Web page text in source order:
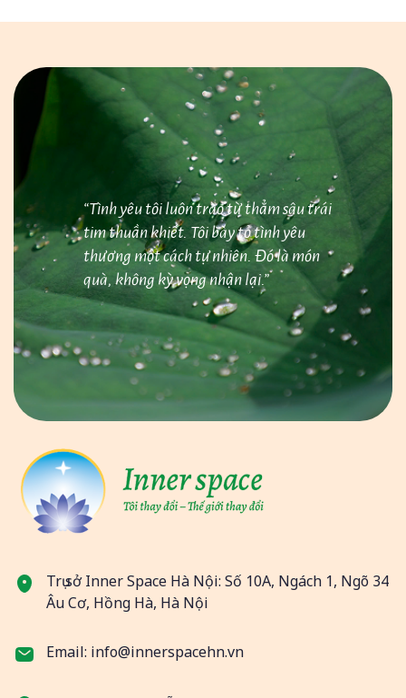
hướng
bài
viết
“Tình yêu tôi luôn trào từ thẳm sâu trái
tim thuần khiết. Tôi bày tỏ tình yêu
thương một cách tự nhiên. Đó là món
quà, không kỳ vọng nhận lại.”
Trụ sở Inner Space Hà Nội: Số 10A, Ngách 1, Ngõ 34
Âu Cơ, Hồng Hà, Hà Nội
Email: info@innerspacehn.vn